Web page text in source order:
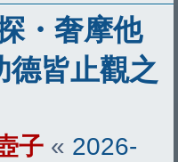
・奢摩他
皆止觀之
子 « 2026-